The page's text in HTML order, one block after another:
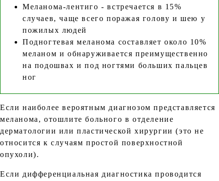
Меланома-лентиго - встречается в 15%
случаев, чаще всего поражая голову и шею у
пожилых людей
Подногтевая меланома составляет около 10%
меланом и обнаруживается преимущественно
на подошвах и под ногтями больших пальцев
ног
Если наиболее вероятным диагнозом представляется
меланома, отошлите больного в отделение
дерматологии или пластической хирургии (это не
относится к случаям простой поверхностной
опухоли).
Если дифференциальная диагностика проводится